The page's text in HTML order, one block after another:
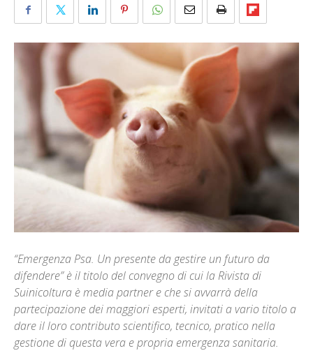
“Emergenza Psa. Un presente da gestire un futuro da
difendere” è il titolo del convegno di cui la Rivista di
Suinicoltura è media partner e che si avvarrà della
partecipazione dei maggiori esperti, invitati a vario titolo a
dare il loro contributo scientifico, tecnico, pratico nella
gestione di questa vera e propria emergenza sanitaria.